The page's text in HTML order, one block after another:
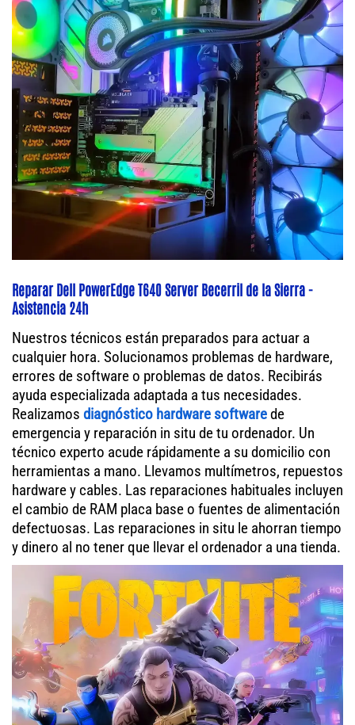
Reparar Dell PowerEdge T640 Server Becerril de la Sierra -
Asistencia 24h
Nuestros técnicos están preparados para actuar a
cualquier hora. Solucionamos problemas de hardware,
errores de software o problemas de datos. Recibirás
ayuda especializada adaptada a tus necesidades.
Realizamos diagnóstico hardware softwarede
emergencia y reparación in situ de tu ordenador. Un
técnico experto acude rápidamente a su domicilio con
herramientas a mano. Llevamos multímetros, repuestos
hardware y cables. Las reparaciones habituales incluyen
el cambio de RAM placa base o fuentes de alimentación
defectuosas. Las reparaciones in situ le ahorran tiempo
y dinero al no tener que llevar el ordenador a una tienda.